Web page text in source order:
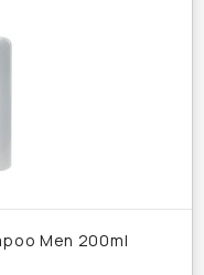
Men 200ml